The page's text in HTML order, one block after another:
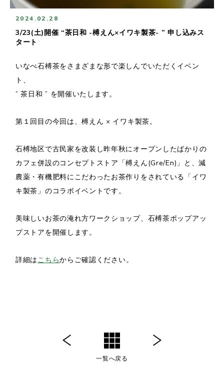
2024.02.28
3/23(土)開催 “茶日和 -榑えん×イワキ製茶- ” 申し込みス
タート
いなべ石榑茶をさまざまな形で楽しんでいただくイベン
ト、
” 茶日和 ” を開催いたします。
第１回目の今回は、榑えん × イワキ製茶。
石榑地区で古民家を改装し昨年秋にオープンしたばかりの
カフェ併設のコンセプトストア「榑えん(Gre/En)」と、減
農薬・有機肥料にこだわったお茶作りをされている「イワ
キ製茶」のコラボイベントです。
美味しいお茶の淹れ方ワークショップ、石榑茶ポップアッ
プストアを開催します。
詳細はこちらからご確認ください。
一覧へ戻る